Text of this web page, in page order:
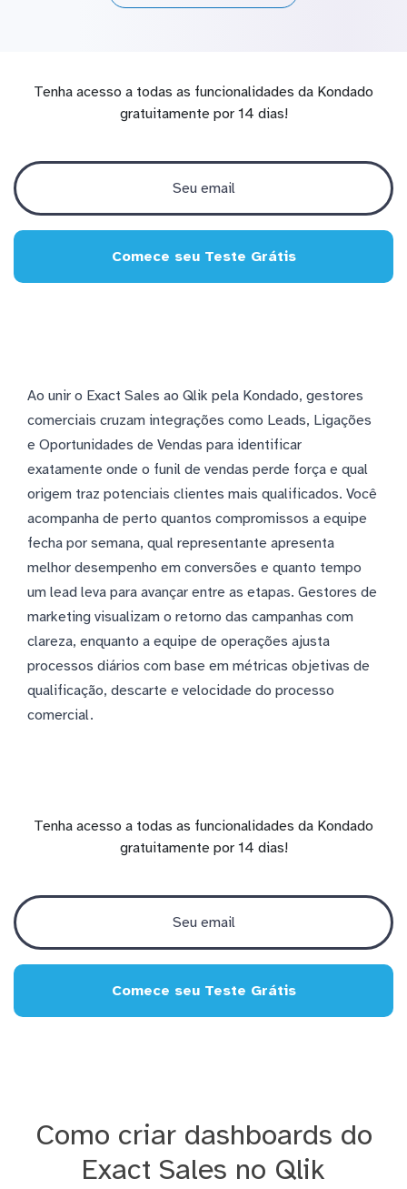
Tenha acesso a todas as funcionalidades da Kondado
gratuitamente por 14 dias!
Comece seu Teste Grátis
Ao unir o Exact Sales ao Qlik pela Kondado, gestores
comerciais cruzam integrações como Leads, Ligações
e Oportunidades de Vendas para identificar
exatamente onde o funil de vendas perde força e qual
origem traz potenciais clientes mais qualificados. Você
acompanha de perto quantos compromissos a equipe
fecha por semana, qual representante apresenta
melhor desempenho em conversões e quanto tempo
um lead leva para avançar entre as etapas. Gestores de
marketing visualizam o retorno das campanhas com
clareza, enquanto a equipe de operações ajusta
processos diários com base em métricas objetivas de
qualificação, descarte e velocidade do processo
comercial.
Tenha acesso a todas as funcionalidades da Kondado
gratuitamente por 14 dias!
Comece seu Teste Grátis
Como criar dashboards do
Exact Sales no Qlik